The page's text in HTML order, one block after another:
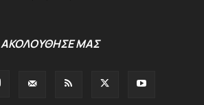
ΑΚΟΛΟΥΘΗΣΕ ΜΑΣ